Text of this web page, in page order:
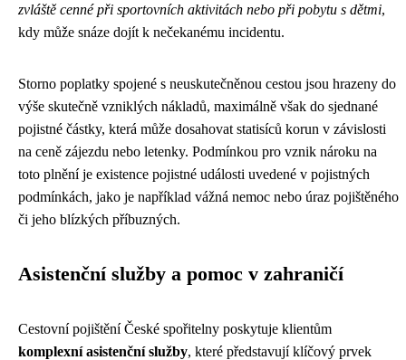
zvláště cenné při sportovních aktivitách nebo při pobytu s dětmi,
kdy může snáze dojít k nečekanému incidentu.
Storno poplatky spojené s neuskutečněnou cestou jsou hrazeny do
výše skutečně vzniklých nákladů, maximálně však do sjednané
pojistné částky, která může dosahovat statisíců korun v závislosti
na ceně zájezdu nebo letenky. Podmínkou pro vznik nároku na
toto plnění je existence pojistné události uvedené v pojistných
podmínkách, jako je například vážná nemoc nebo úraz pojištěného
či jeho blízkých příbuzných.
Asistenční služby a pomoc v zahraničí
Cestovní pojištění České spořitelny poskytuje klientům
komplexní asistenční služby, které představují klíčový prvek